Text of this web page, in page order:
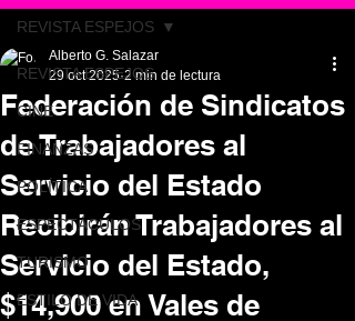
REVISTA ESPEJOS
CINE
FINANZAS
POLÍTICA
ESPECTÁCULOS
TURISMO
ESTILO DE VIDA
REVISTA ESPEJOS
Federación de Sindicatos
de Trabajadores al
Servicio del Estado
Recibirán Trabajadores al
Servicio del Estado,
$14,900 en Vales de
Alberto G. Salazar
29 oct 2025 2 min de lectura